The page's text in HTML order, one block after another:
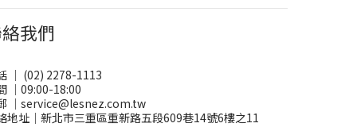
我們
｜ (02) 2278-1113
｜09:00-18:00
｜service@lesnez.com.tw
地址｜新北市三重區重新路五段609巷14號6樓之11